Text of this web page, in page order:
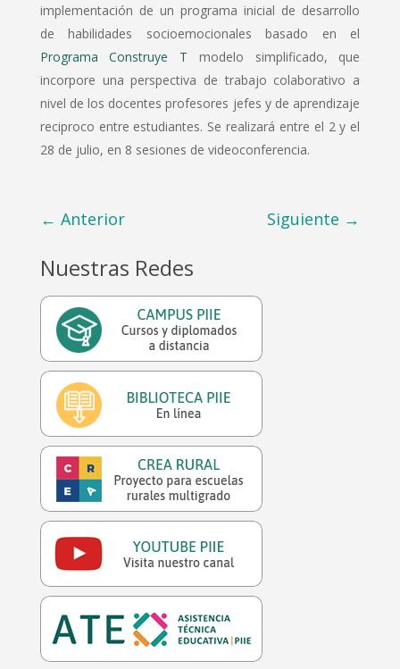
implementación de un programa inicial de desarrollo
de habilidades socioemocionales basado en el
Programa Construye T modelo simplificado, que
incorpore una perspectiva de trabajo colaborativo a
nivel de los docentes profesores jefes y de aprendizaje
reciproco entre estudiantes. Se realizará entre el 2 y el
28 de julio, en 8 sesiones de videoconferencia.
← Anterior Siguiente →
Nuestras Redes